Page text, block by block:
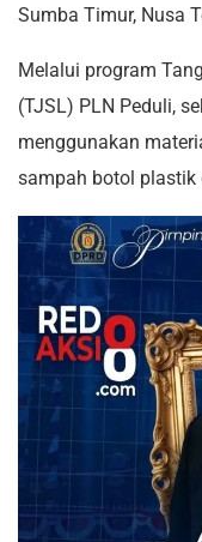
Sumba Timur, Nusa
Melalui program
(TJSL) PLN Peduli,
menggunakan
sampah botol plastik